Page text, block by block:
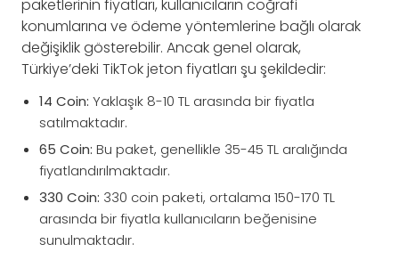
paketlerinin fiyatları, kullanıcıların coğrafi
konumlarına ve ödeme yöntemlerine bağlı olarak
değişiklik gösterebilir. Ancak genel olarak,
Türkiye’deki TikTok jeton fiyatları şu şekildedir:
14 Coin: Yaklaşık 8-10 TL arasında bir fiyatla
satılmaktadır.
65 Coin: Bu paket, genellikle 35-45 TL aralığında
fiyatlandırılmaktadır.
330 Coin: 330 coin paketi, ortalama 150-170 TL
arasında bir fiyatla kullanıcıların beğenisine
sunulmaktadır.